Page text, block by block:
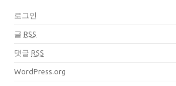
로그인
글 RSS
댓글 RSS
WordPress.org